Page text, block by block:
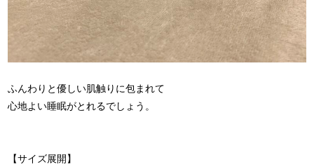
ふんわりと優しい肌触りに包まれて
心地よい睡眠がとれるでしょう。
【サイズ展開】